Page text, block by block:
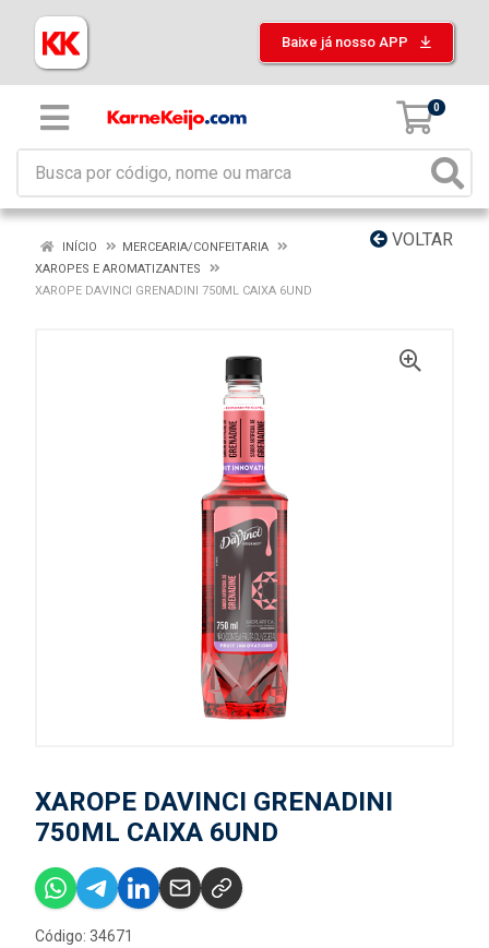
Baixe já nosso APP
0
VOLTAR
INÍCIO
MERCEARIA/CONFEITARIA
XAROPES E AROMATIZANTES
XAROPE DAVINCI GRENADINI 750ML CAIXA 6UND
XAROPE DAVINCI GRENADINI
750ML CAIXA 6UND
Código: 34671